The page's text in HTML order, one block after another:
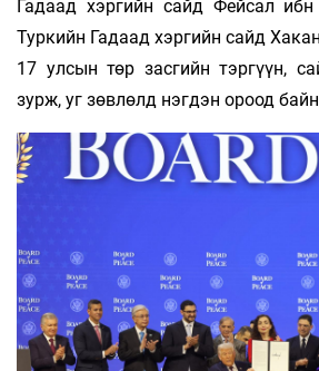
Гадаад хэргийн сайд Фейсал
Туркийн Гадаад хэргийн сайд
17 улсын төр засгийн тэргүүн,
зурж, уг зөвлөлд нэгдэн ороод